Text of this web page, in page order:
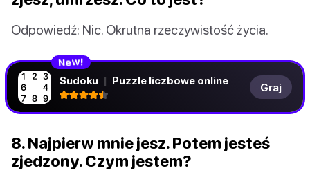
Odpowiedź: Nic. Okrutna rzeczywistość życia.
New!
Sudoku | Puzzle liczbowe online
Graj
8. Najpierw mnie jesz. Potem jesteś
zjedzony. Czym jestem?